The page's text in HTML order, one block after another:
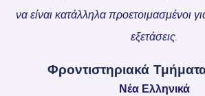
να είναι κατάλληλα προετοιμασμένοι
εξετάσεις.
Φροντιστηριακά
Νέα Ελληνικά